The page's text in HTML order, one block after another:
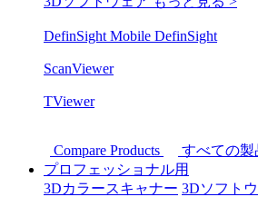
DefinSight Mobile DefinSight
ScanViewer
TViewer
Compare Products
すべての製
プロフェッショナル用
3Dカラースキャナー 3Dソフト